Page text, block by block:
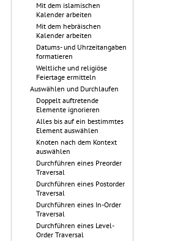
Mit dem islamischen
Kalender arbeiten
Mit dem hebräischen
Kalender arbeiten
Datums- und Uhrzeitangaben
formatieren
Weltliche und religiöse
Feiertage ermitteln
Auswählen und Durchlaufen
Doppelt auftretende
Elemente ignorieren
Alles bis auf ein bestimmtes
Element auswählen
Knoten nach dem Kontext
auswählen
Durchführen eines Preorder
Traversal
Durchführen eines Postorder
Traversal
Durchführen eines In-Order
Traversal
Durchführen eines Level-
Order Traversal